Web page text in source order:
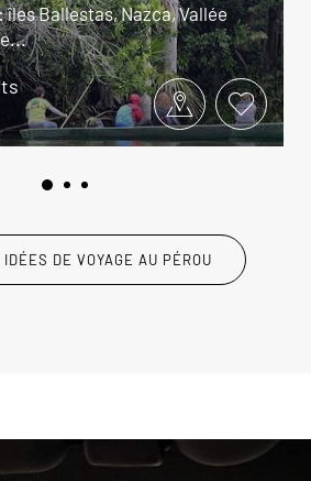
îles Ballestas, Nazca, Vallée
DE VOYAGE AU PÉROU